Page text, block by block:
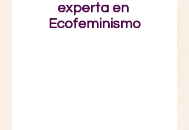
experta en
Ecofeminismo